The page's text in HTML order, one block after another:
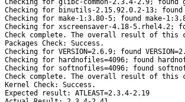
Checking for glibc-common-2.3.4-2.9;
Checking for binutils-2.15.92.0.2-13;
Checking for make-1:3.80-5; found make-
Checking for xscreensaver-4.18-5.rhel4.2;
Check complete. The overall result of this
Packages Check: Success.
Checking for VERSION=2.6.9; found
Checking for hardnofiles=4096; found
Checking for softnofiles=4096; found
Check complete. The overall result of this
Kernel Check: Success.
Expected result: ATLEAST=2.3.4-2.19